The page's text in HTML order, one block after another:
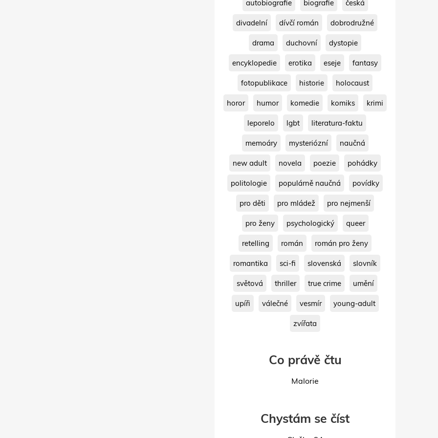
autobiografie biografie česká
divadelní dívčí román dobrodružné
drama duchovní dystopie
encyklopedie erotika eseje fantasy
fotopublikace historie holocaust
horor humor komedie komiks krimi
leporelo lgbt literatura-faktu
memoáry mysteriózní naučná
new adult novela poezie pohádky
politologie populárně naučná povídky
pro děti pro mládež pro nejmenší
pro ženy psychologický queer
retelling román román pro ženy
romantika sci-fi slovenská slovník
světová thriller true crime umění
upíři válečné vesmír young-adult
zvířata
Co právě čtu
Malorie
Chystám se číst